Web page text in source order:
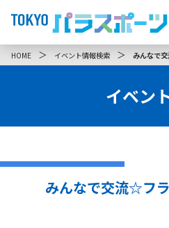
HOME ＞ イベント情報検索 ＞ みんなで
イベン
みんなで交流☆フ